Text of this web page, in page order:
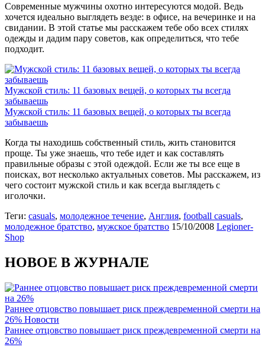
Современные мужчины охотно интересуются модой. Ведь
хочется идеально выглядеть везде: в офисе, на вечеринке и на
свидании. В этой статье мы расскажем тебе обо всех стилях
одежды и дадим пару советов, как определиться, что тебе
подходит.
Мужской стиль: 11 базовых вещей, о которых ты всегда
забываешь
Мужской стиль: 11 базовых вещей, о которых ты всегда
забываешь
Когда ты находишь собственный стиль, жить становится
проще. Ты уже знаешь, что тебе идет и как составлять
правильные образы с этой одеждой. Если же ты все еще в
поисках, вот несколько актуальных советов. Мы расскажем, из
чего состоит мужской стиль и как всегда выглядеть с
иголочки.
Теги: casuals, молодежное течение, Англия, football casuals,
молодежное братство, мужское братство 15/10/2008 Legioner-
Shop
НОВОЕ В ЖУРНАЛЕ
Раннее отцовство повышает риск преждевременной смерти на
26% Новости
Раннее отцовство повышает риск преждевременной смерти на
26%